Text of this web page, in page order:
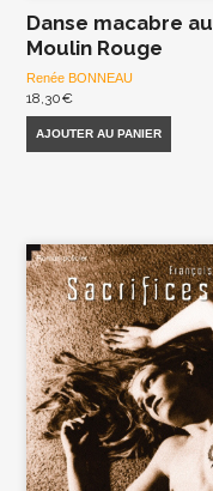
Danse macabre au
Moulin Rouge
Renée BONNEAU
18,30€
AJOUTER AU PANIER